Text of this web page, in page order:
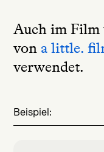
Auch im Film
von a little.
verwendet.
Beispiel: